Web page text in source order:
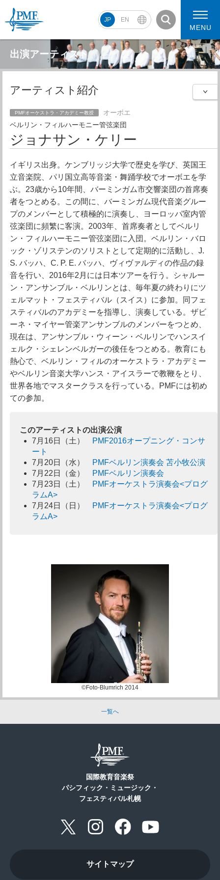
JP EN
PMF2026 スケジュール
PMF2026 アーティスト
MENU
出演アーティスト
アーティスト紹介
PMFオーケストラ・アカデミー教授
オーボエ
ベルリン・フィルハーモニー管弦楽団
ジョナサン・ケリー
イギリス出身。ケンブリッジ大学で歴史を学び、英国王
立音楽院、パリ国立高等音楽・舞踊学校でオーボエを学
ぶ。23歳から10年間、バーミンガム市交響楽団の首席奏
者をつとめる。この間に、バーミンガム現代音楽グルー
プのメンバーとして積極的に演奏し、ヨーロッパ室内管
弦楽団に頻繁に客演。2003年、首席奏者としてベルリ
ン・フィルハーモニー管弦楽団に入団。ベルリン・バロ
ック・ゾリステンのソリストとして定期的に活動し、J.
S. バッハ、C. P. E. バッハ、ヴィヴァルディの作品の録
音を行い、2016年2月には日本ツアーを行う。シャルー
ン・アンサンブル・ベルリンとは、毎年夏の終わりにツ
ェルマット・フェスティバル（スイス）に参加。同フェ
スティバルのアカデミーを指導し、演奏している。ザビ
ーネ・マイヤー管楽アンサンブルのメンバーをつとめ、
現在は、アンサンブル・ウィーン・ベルリンでハンスイ
ェルク・シェレンベルガーの後任をつとめる。教育にも
熱心で、ベルリン・フィルのオーケストラ・アカデミー
やベルリン音楽大学ハンス・アイスラーで教鞭をとり、
世界各地でマスタークラスを行っている。PMFには初め
ての参加。
このアーティストの出演公演
7月16日（土）
PMF2016オープニング・コンサ
ート
7月20日（水）
PMFベルリン演奏会 苫小牧公演
7月22日（金）
PMFベルリン演奏会
7月23日（土）
PMFオーケストラ演奏会<プログ
ラムA>
7月24日（日）
PMFオーケストラ演奏会<プログ
ラムA>
©Foto-Blumrich 2014
一覧へ
国際教育音楽祭
パシフィック・ミュージック・
フェスティバル札幌
サイトマップ